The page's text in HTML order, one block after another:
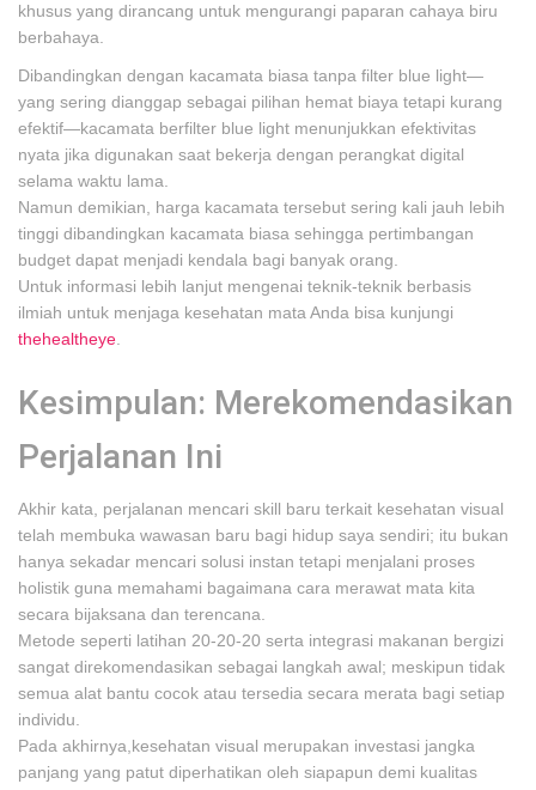
khusus yang dirancang untuk mengurangi paparan cahaya biru
berbahaya.
Dibandingkan dengan kacamata biasa tanpa filter blue light—
yang sering dianggap sebagai pilihan hemat biaya tetapi kurang
efektif—kacamata berfilter blue light menunjukkan efektivitas
nyata jika digunakan saat bekerja dengan perangkat digital
selama waktu lama.
Namun demikian, harga kacamata tersebut sering kali jauh lebih
tinggi dibandingkan kacamata biasa sehingga pertimbangan
budget dapat menjadi kendala bagi banyak orang.
Untuk informasi lebih lanjut mengenai teknik-teknik berbasis
ilmiah untuk menjaga kesehatan mata Anda bisa kunjungi
thehealtheye
Kesimpulan: Merekomendasikan
Perjalanan Ini
Akhir kata, perjalanan mencari skill baru terkait kesehatan visual
telah membuka wawasan baru bagi hidup saya sendiri; itu bukan
hanya sekadar mencari solusi instan tetapi menjalani proses
holistik guna memahami bagaimana cara merawat mata kita
secara bijaksana dan terencana.
Metode seperti latihan 20-20-20 serta integrasi makanan bergizi
sangat direkomendasikan sebagai langkah awal; meskipun tidak
semua alat bantu cocok atau tersedia secara merata bagi setiap
individu.
Pada akhirnya,kesehatan visual merupakan investasi jangka
panjang yang patut diperhatikan oleh siapapun demi kualitas